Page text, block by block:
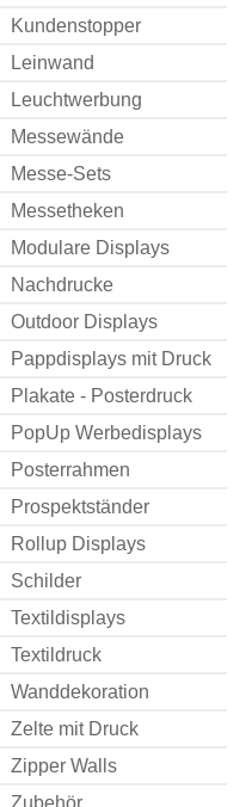
Kundenstopper
Leinwand
Leuchtwerbung
Messewände
Messe-Sets
Messetheken
Modulare Displays
Nachdrucke
Outdoor Displays
Pappdisplays mit Druck
Plakate - Posterdruck
PopUp Werbedisplays
Posterrahmen
Prospektständer
Rollup Displays
Schilder
Textildisplays
Textildruck
Wanddekoration
Zelte mit Druck
Zipper Walls
Zubehör